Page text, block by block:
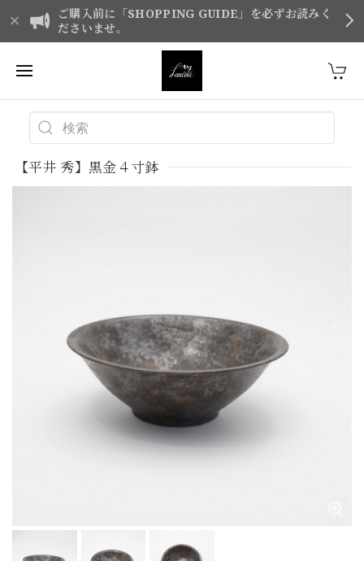
ご購入前に「SHOPPING GUIDE」を必ずお読みく
ださいませ。
【平井 秀】黒金４寸鉢